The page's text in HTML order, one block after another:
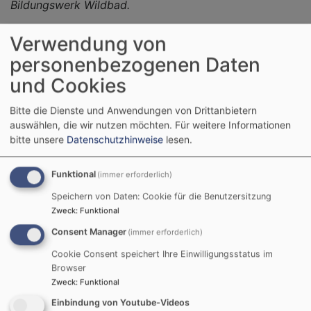
Bildungswerk Wildbad.
Bildrechte
Ge(h)spräche
Kontakt: Elfriede Eckhardt 0906/22 31 6
jeden 1. Montag im Monat um 18 Uhr an der
Freilichtbühne
Verwendung von
personenbezogenen Daten
und Cookies
Bitte die Dienste und Anwendungen von Drittanbietern
auswählen, die wir nutzen möchten. Für weitere Informationen
bitte unsere Datenschutzhinweise lesen.
Funktional (immer erforderlich)
Speichern von Daten: Cookie für die Benutzersitzung
Zweck: Funktional
Consent Manager (immer erforderlich)
Cookie Consent speichert Ihre Einwilligungsstatus im
Browser
Zweck: Funktional
Einbindung von Youtube-Videos